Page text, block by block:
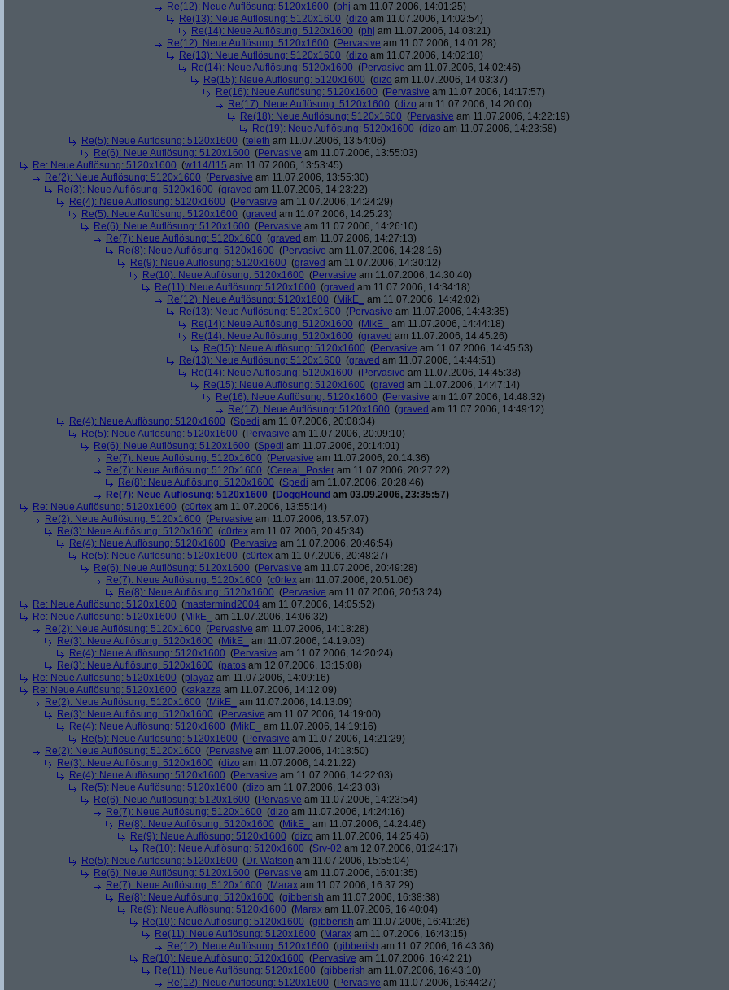
Re(12): Neue Auflösung: 5120x1600 (phj am 11.07.2006, 14:01:25)
Re(13): Neue Auflösung: 5120x1600 (dizo am 11.07.2006, 14:02:54)
Re(14): Neue Auflösung: 5120x1600 (phj am 11.07.2006, 14:03:21)
Re(12): Neue Auflösung: 5120x1600 (Pervasive am 11.07.2006, 14:01:28)
Re(13): Neue Auflösung: 5120x1600 (dizo am 11.07.2006, 14:02:18)
Re(14): Neue Auflösung: 5120x1600 (Pervasive am 11.07.2006, 14:02:46)
Re(15): Neue Auflösung: 5120x1600 (dizo am 11.07.2006, 14:03:37)
Re(16): Neue Auflösung: 5120x1600 (Pervasive am 11.07.2006, 14:17:57)
Re(17): Neue Auflösung: 5120x1600 (dizo am 11.07.2006, 14:20:00)
Re(18): Neue Auflösung: 5120x1600 (Pervasive am 11.07.2006, 14:22:19)
Re(19): Neue Auflösung: 5120x1600 (dizo am 11.07.2006, 14:23:58)
Re(5): Neue Auflösung: 5120x1600 (teleth am 11.07.2006, 13:54:06)
Re(6): Neue Auflösung: 5120x1600 (Pervasive am 11.07.2006, 13:55:03)
Re: Neue Auflösung: 5120x1600 (w114/115 am 11.07.2006, 13:53:45)
Re(2): Neue Auflösung: 5120x1600 (Pervasive am 11.07.2006, 13:55:30)
Re(3): Neue Auflösung: 5120x1600 (graved am 11.07.2006, 14:23:22)
Re(4): Neue Auflösung: 5120x1600 (Pervasive am 11.07.2006, 14:24:29)
Re(5): Neue Auflösung: 5120x1600 (graved am 11.07.2006, 14:25:23)
Re(6): Neue Auflösung: 5120x1600 (Pervasive am 11.07.2006, 14:26:10)
Re(7): Neue Auflösung: 5120x1600 (graved am 11.07.2006, 14:27:13)
Re(8): Neue Auflösung: 5120x1600 (Pervasive am 11.07.2006, 14:28:16)
Re(9): Neue Auflösung: 5120x1600 (graved am 11.07.2006, 14:30:12)
Re(10): Neue Auflösung: 5120x1600 (Pervasive am 11.07.2006, 14:30:40)
Re(11): Neue Auflösung: 5120x1600 (graved am 11.07.2006, 14:34:18)
Re(12): Neue Auflösung: 5120x1600 (MikE_
am 11.07.2006, 14:42:02)
Re(13): Neue Auflösung: 5120x1600 (Pervasive am 11.07.2006, 14:43:35)
Re(14): Neue Auflösung: 5120x1600 (MikE_
am 11.07.2006, 14:44:18)
Re(14): Neue Auflösung: 5120x1600 (graved am 11.07.2006, 14:45:26)
Re(15): Neue Auflösung: 5120x1600 (Pervasive am 11.07.2006, 14:45:53)
Re(13): Neue Auflösung: 5120x1600 (graved am 11.07.2006, 14:44:51)
Re(14): Neue Auflösung: 5120x1600 (Pervasive am 11.07.2006, 14:45:38)
Re(15): Neue Auflösung: 5120x1600 (graved am 11.07.2006, 14:47:14)
Re(16): Neue Auflösung: 5120x1600 (Pervasive am 11.07.2006, 14:48:32)
Re(17): Neue Auflösung: 5120x1600 (graved am 11.07.2006, 14:49:12)
Re(4): Neue Auflösung: 5120x1600 (Spedi am 11.07.2006, 20:08:34)
Re(5): Neue Auflösung: 5120x1600 (Pervasive am 11.07.2006, 20:09:10)
Re(6): Neue Auflösung: 5120x1600 (Spedi am 11.07.2006, 20:14:01)
Re(7): Neue Auflösung: 5120x1600 (Pervasive am 11.07.2006, 20:14:36)
Re(7): Neue Auflösung: 5120x1600 (Cereal_Poster am 11.07.2006, 20:27:22)
Re(8): Neue Auflösung: 5120x1600 (Spedi am 11.07.2006, 20:28:46)
Re(7): Neue Auflösung: 5120x1600 (DoggHound am 03.09.2006, 23:35:57)
Re: Neue Auflösung: 5120x1600 (c0rtex am 11.07.2006, 13:55:14)
Re(2): Neue Auflösung: 5120x1600 (Pervasive am 11.07.2006, 13:57:07)
Re(3): Neue Auflösung: 5120x1600 (c0rtex am 11.07.2006, 20:45:34)
Re(4): Neue Auflösung: 5120x1600 (Pervasive am 11.07.2006, 20:46:54)
Re(5): Neue Auflösung: 5120x1600 (c0rtex am 11.07.2006, 20:48:27)
Re(6): Neue Auflösung: 5120x1600 (Pervasive am 11.07.2006, 20:49:28)
Re(7): Neue Auflösung: 5120x1600 (c0rtex am 11.07.2006, 20:51:06)
Re(8): Neue Auflösung: 5120x1600 (Pervasive am 11.07.2006, 20:53:24)
Re: Neue Auflösung: 5120x1600 (mastermind2004 am 11.07.2006, 14:05:52)
Re: Neue Auflösung: 5120x1600 (MikE_
am 11.07.2006, 14:06:32)
Re(2): Neue Auflösung: 5120x1600 (Pervasive am 11.07.2006, 14:18:28)
Re(3): Neue Auflösung: 5120x1600 (MikE_
am 11.07.2006, 14:19:03)
Re(4): Neue Auflösung: 5120x1600 (Pervasive am 11.07.2006, 14:20:24)
Re(3): Neue Auflösung: 5120x1600 (patos am 12.07.2006, 13:15:08)
Re: Neue Auflösung: 5120x1600 (playaz am 11.07.2006, 14:09:16)
Re: Neue Auflösung: 5120x1600 (kakazza am 11.07.2006, 14:12:09)
Re(2): Neue Auflösung: 5120x1600 (MikE_
am 11.07.2006, 14:13:09)
Re(3): Neue Auflösung: 5120x1600 (Pervasive am 11.07.2006, 14:19:00)
Re(4): Neue Auflösung: 5120x1600 (MikE_
am 11.07.2006, 14:19:16)
Re(5): Neue Auflösung: 5120x1600 (Pervasive am 11.07.2006, 14:21:29)
Re(2): Neue Auflösung: 5120x1600 (Pervasive am 11.07.2006, 14:18:50)
Re(3): Neue Auflösung: 5120x1600 (dizo am 11.07.2006, 14:21:22)
Re(4): Neue Auflösung: 5120x1600 (Pervasive am 11.07.2006, 14:22:03)
Re(5): Neue Auflösung: 5120x1600 (dizo am 11.07.2006, 14:23:03)
Re(6): Neue Auflösung: 5120x1600 (Pervasive am 11.07.2006, 14:23:54)
Re(7): Neue Auflösung: 5120x1600 (dizo am 11.07.2006, 14:24:16)
Re(8): Neue Auflösung: 5120x1600 (MikE_
am 11.07.2006, 14:24:46)
Re(9): Neue Auflösung: 5120x1600 (dizo am 11.07.2006, 14:25:46)
Re(10): Neue Auflösung: 5120x1600 (Srv-02 am 12.07.2006, 01:24:17)
Re(5): Neue Auflösung: 5120x1600 (Dr. Watson am 11.07.2006, 15:55:04)
Re(6): Neue Auflösung: 5120x1600 (Pervasive am 11.07.2006, 16:01:35)
Re(7): Neue Auflösung: 5120x1600 (Marax am 11.07.2006, 16:37:29)
Re(8): Neue Auflösung: 5120x1600 (gibberish am 11.07.2006, 16:38:38)
Re(9): Neue Auflösung: 5120x1600 (Marax am 11.07.2006, 16:40:04)
Re(10): Neue Auflösung: 5120x1600 (gibberish am 11.07.2006, 16:41:26)
Re(11): Neue Auflösung: 5120x1600 (Marax am 11.07.2006, 16:43:15)
Re(12): Neue Auflösung: 5120x1600 (gibberish am 11.07.2006, 16:43:36)
Re(10): Neue Auflösung: 5120x1600 (Pervasive am 11.07.2006, 16:42:21)
Re(11): Neue Auflösung: 5120x1600 (gibberish am 11.07.2006, 16:43:10)
Re(12): Neue Auflösung: 5120x1600 (Pervasive am 11.07.2006, 16:44:27)